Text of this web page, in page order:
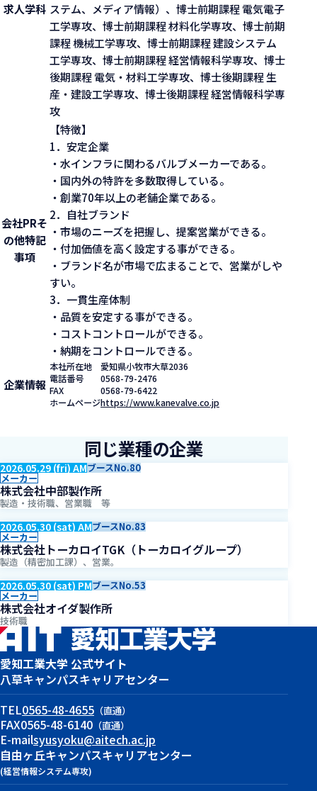
求人学科 ステム、メディア情報）、博士前期課程 電気電子
工学専攻、博士前期課程 材料化学専攻、博士前期
課程 機械工学専攻、博士前期課程 建設システム
工学専攻、博士前期課程 経営情報科学専攻、博士
後期課程 電気・材料工学専攻、博士後期課程 生
産・建設工学専攻、博士後期課程 経営情報科学専
攻
会社PRそ
の他特記
事項
【特徴】
1．安定企業
・水インフラに関わるバルブメーカーである。
・国内外の特許を多数取得している。
・創業70年以上の老舗企業である。
2．自社ブランド
・市場のニーズを把握し、提案営業ができる。
・付加価値を高く設定する事ができる。
・ブランド名が市場で広まることで、営業がしや
すい。
3．一貫生産体制
・品質を安定する事ができる。
・コストコントロールができる。
・納期をコントロールできる。
企業情報
本社所在地
愛知県小牧市大草2036
電話番号
0568-79-2476
FAX
0568-79-6422
ホームページhttps://www.kanevalve.co.jp
同じ業種の企業
2026.05.29 (fri) AMブースNo.80
メーカー
株式会社中部製作所
製造・技術職、営業職 等
2026.05.30 (sat) AMブースNo.83
メーカー
株式会社トーカロイTGK（トーカロイグループ）
製造（精密加工課）、営業。
2026.05.30 (sat) PMブースNo.53
メーカー
株式会社オイダ製作所
技術職
愛知工業大学 公式サイト
八草キャンパスキャリアセンター
TEL0565-48-4655 （直通）
FAX0565-48-6140 （直通）
E-mailsyusyoku@aitech.ac.jp
自由ヶ丘キャンパスキャリアセンター
(経営情報システム専攻)